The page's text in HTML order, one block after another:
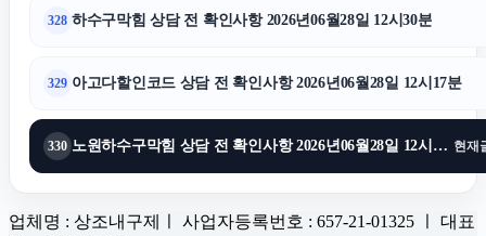
328 하수구막힘 상담 전 확인사항 2026년06월28일 12시30분
329 아고다할인코드 상담 전 확인사항 2026년06월28일 12시17분
330 노원하수구막힘 상담 전 확인사항 2026년06월28일 12시13분 현재
업체명 : 상조내구제ㅣ 사업자등록번호 : 657-21-01325 ㅣ 대표